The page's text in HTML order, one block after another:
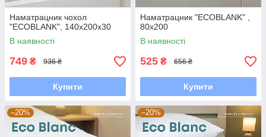
Наматрацник чохол
"ECOBLANK", 140x200x30
В наявності
749 ₴ 936 ₴
Купити
Наматрацник "ECOBLANK" ,
80x200
В наявності
525 ₴ 656 ₴
Купити
–20% –20%